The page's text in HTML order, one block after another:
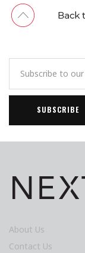
About Us
Contact Us